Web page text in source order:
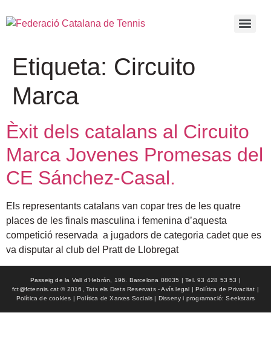
Etiqueta: Circuito
Marca
Èxit dels catalans al Circuito
Marca Jovenes Promesas del
CE Sánchez-Casal.
Els representants catalans van copar tres de les quatre
places de les finals masculina i femenina d’aquesta
competició reservada a jugadors de categoria cadet que es
va disputar al club del Pratt de Llobregat
Passeig de la Vall d'Hebrón, 196. Barcelona 08035 | Tel. 93 428 53 53 |
fct@fctennis.cat © 2016, Tots els Drets Reservats - Avís legal | Política de Privacitat |
Política de cookies | Política de Xarxes Socials | Disseny i programació: Seekstars